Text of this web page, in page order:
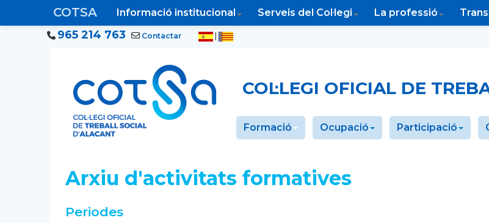
COTSA Informació institucional Serveis del Col·legi La professió
965 214 763 Contactar |
COL·LEGI OFICIAL DE
Formació Ocupació Participació
Arxiu d'activitats formatives
Periodes